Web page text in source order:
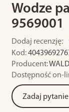
Wodze
9569001
Dodaj recenzję:
Kod:
Producent:
Dostępność on-
Zadaj pytanie